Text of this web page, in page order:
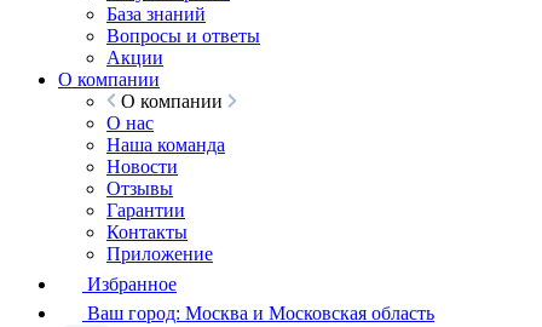
База знаний
Вопросы и ответы
Акции
О компании
О компании
О нас
Наша команда
Новости
Отзывы
Гарантии
Контакты
Приложение
Избранное
Ваш город: Москва и Московская область